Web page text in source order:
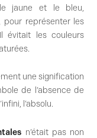
jaune et le bleu,
pour représenter les
évitait les couleurs
une signification
de l’absence de
l’absolu.
n’était pas non